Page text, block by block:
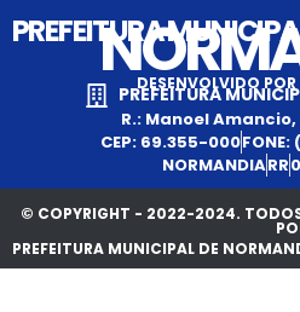
PREFEITURA
DESENVOLVIDO
PREFEITURA
R.: Manoel
CEP: 69.355-000
NORMANDIARR
© COPYRIGHT - 2022-2024. TODOS
PREFEITURA MUNICIPAL DE